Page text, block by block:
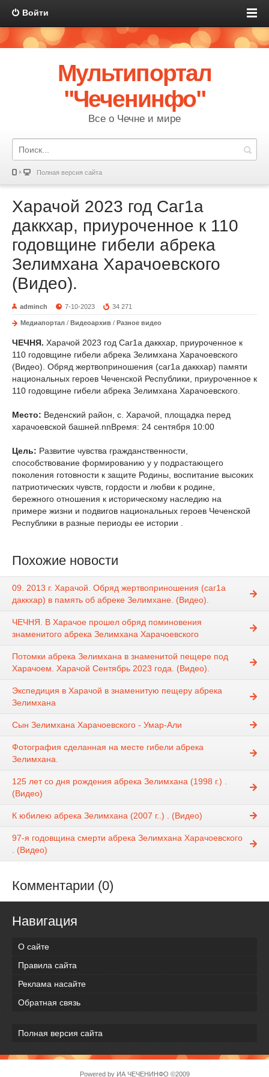
Войти
Мультипортал
"Чеченинфо"
Все о Чечне и мире
Полная версия сайта
Харачой 2023 год Саг1а
даккхар, приуроченное к 110
годовщине гибели абрека
Зелимхана Харачоевского
(Видео).
adminch 7-10-2023 34 271
Медиапортал / Видеоархив / Разное видео
ЧЕЧНЯ. Харачой 2023 год Саг1а даккхар, приуроченное к
110 годовщине гибели абрека Зелимхана Харачоевского
(Видео). Обряд жертвоприношения (саг1а даккхар) памяти
национальных героев Чеченской Республики, приуроченное к
110 годовщине гибели абрека Зелимхана Харачоевского.
Место: Веденский район, с. Харачой, площадка перед
харачоевской башней.nnВремя: 24 сентября 10:00
Цель: Развитие чувства гражданственности,
способствование формированию у у подрастающего
поколения готовности к защите Родины, воспитание высоких
патриотических чувств, гордости и любви к родине,
бережного отношения к историческому наследию на
примере жизни и подвигов национальных героев Чеченской
Республики в разные периоды ее истории .
Похожие новости
09. 2013 г. Харачой. Обряд жертвоприношения (саг1а
даккхар) в память об абреке Зелимхане. (Видео).
ЧЕЧНЯ. В Харачое прошел обряд поминовения
знаменитого абрека Зелимхана Харачоевского
Потомки абрека Зелимхана в знаменитой пещере под
Харачоем. Харачой Сентябрь 2023 года. (Видео).
Экспедиция в Харачой в знаменитую пещеру абрека
Зелимхана
Сын Зелимхана Харачоевского - Умар-Али
Фотография сделанная на месте гибели абрека
Зелимхана.
125 лет со дня рождения абрека Зелимхана (1998 г.) .
(Видео)
К юбилею абрека Зелимхана (2007 г..) . (Видео)
97-я годовщина смерти абрека Зелимхана Харачоевского
. (Видео)
Комментарии (0)
Навигация
О сайте
Правила сайта
Реклама насайте
Обратная связь
Полная версия сайта
Powered by ИА ЧЕЧЕНИНФО ©2009